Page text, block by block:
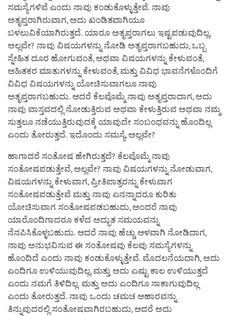
ಸಮಸ್ಯೆಗಳಿವೆ ಎಂದು ನಾವು ಕಂಡುಕೊಳ್ಳುತ್ತೇವೆ. ನಾವು
ಅತೃಪ್ತರಾಗಿರುವಾಗ, ಅದು ಖಂಡಿತವಾಗಿಯೂ
ಬಳಲುವಿಕೆಯಾಗಿರುತ್ತದೆ. ಯಾರೂ ಅತೃಪ್ತರಾಗಲು ಇಷ್ಟಪಡುವುದಿಲ್ಲ,
ಅಲ್ಲವೇ? ನಾವು ವಿಷಯಗಳನ್ನು ನೋಡಿ ಅತೃಪ್ತರಾಗಬಹುದು, ಒಬ್ಬ
ಸ್ನೇಹಿತ ದೂರ ಹೋಗುವಂತೆ, ಅಥವಾ ವಿಷಯಗಳನ್ನು ಕೇಳುವಂತೆ,
ಅಹಿತಕರ ಮಾತುಗಳನ್ನು ಕೇಳುವಂತೆ, ಮತ್ತು ವಿವಿಧ ಭಾವನೆಗಳೊಂದಿಗೆ
ವಿವಿಧ ವಿಷಯಗಳನ್ನು ಯೋಚಿಸುವಾಗಲೂ ನಾವು
ಅತೃಪ್ತರಾಗಬಹುದು. ಆದರೆ ಕೆಲವೊಮ್ಮೆ ನಾವು ಅತೃಪ್ತರಾದಾಗ, ಅದು
ನಾವು ವಾಸ್ತವದಲ್ಲಿ ನೋಡುತ್ತಿರುವ ಅಥವಾ ಕೇಳುತ್ತಿರುವ ಅಥವಾ ನಮ್ಮ
ಸುತ್ತಲೂ ನಡೆಯುತ್ತಿರುವುದಕ್ಕೆ ಯಾವುದೇ ಸಂಬಂಧವನ್ನು ಹೊಂದಿಲ್ಲ
ಎಂದು ತೋರುತ್ತದೆ. ಇದೊಂದು ಸಮಸ್ಯೆ, ಅಲ್ಲವೇ?
ಹಾಗಾದರೆ ಸಂತೋಷ ಹೇಗಿರುತ್ತದೆ? ಕೆಲವೊಮ್ಮೆ ನಾವು
ಸಂತೋಷಪಡುತ್ತೇವೆ, ಅಲ್ಲವೇ? ನಾವು ವಿಷಯಗಳನ್ನು ನೋಡುವಾಗ,
ವಿಷಯಗಳನ್ನು ಕೇಳುವಾಗ, ಪ್ರೀತಿಪಾತ್ರರನ್ನು ಕೇಳುವಾಗ
ಸಂತೋಷಪಡುತ್ತೇವೆ ಮತ್ತು ನಾವು ಏನನ್ನಾದರೂ ಕುರಿತು
ಯೋಚಿಸುವಾಗ ಸಂತೋಷಪಡಬಹುದು, ಅಂದರೆ ನಾವು
ಯಾರೊಂದಿಗಾದರೂ ಕಳೆದ ಅದ್ಭುತ ಸಮಯವನ್ನು
ನೆನಪಿಸಿಕೊಳ್ಳಬಹುದು. ಆದರೆ ನಾವು ಹೆಚ್ಚು ಆಳವಾಗಿ ನೋಡಿದಾಗ,
ನಾವು ಅನುಭವಿಸುವ ಈ ಸಂತೋಷವು ಕೆಲವು ಸಮಸ್ಯೆಗಳನ್ನು
ಹೊಂದಿದೆ ಎಂದು ನಾವು ಕಂಡುಕೊಳ್ಳುತ್ತೇವೆ. ಮೊದಲನೆಯದಾಗಿ, ಅದು
ಎಂದಿಗೂ ಉಳಿಯುವುದಿಲ್ಲ, ಮತ್ತು ಅದು ಎಷ್ಟು ಕಾಲ ಉಳಿಯುತ್ತದೆ
ಎಂದು ನಮಗೆ ತಿಳಿದಿಲ್ಲ. ಮತ್ತು ಅದು ಎಂದಿಗೂ ಸಾಕಾಗುವುದಿಲ್ಲ
ಎಂದು ತೋರುತ್ತದೆ. ನಾವು ಒಂದು ಚಮಚ ಆಹಾರವನ್ನು
ತಿನ್ನುವುದರಲ್ಲಿ ಸಂತೋಷವಾಗಿರಬಹುದು, ಆದರೆ ಅದು